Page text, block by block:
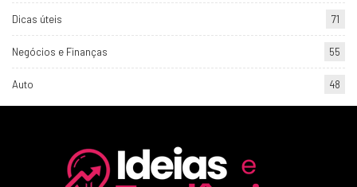
Dicas úteis 71
Negócios e Finanças 55
Auto 48